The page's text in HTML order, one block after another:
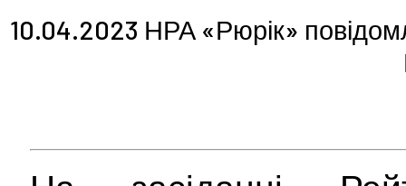
10.04.2023 НРА «Рюрік»